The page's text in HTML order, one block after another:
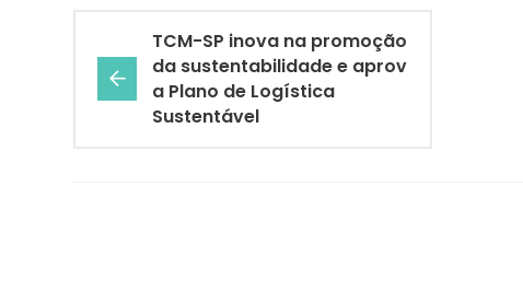
TCM-SP inova na promoção
da sustentabilidade e aprov
a Plano de Logística
Sustentável